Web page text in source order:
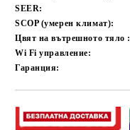
SEER:
SCOP (умерен климат):
Цвят на вътрешното тяло :
Wi Fi управление:
Гаранция: